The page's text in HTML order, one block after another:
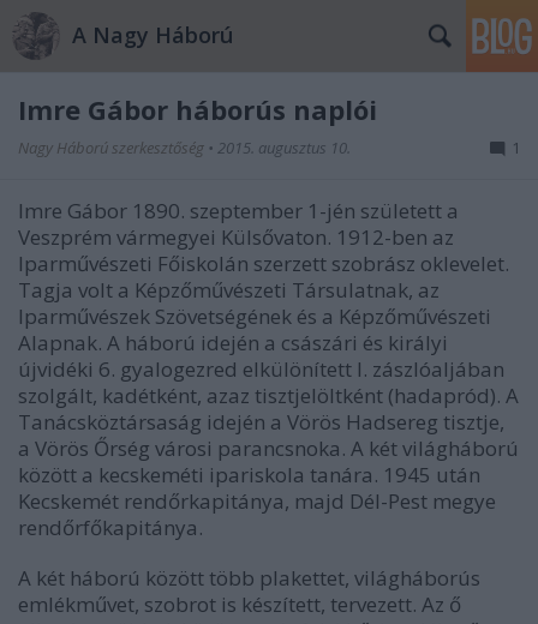
A Nagy Háború
Imre Gábor háborús naplói
Nagy Háború szerkesztőség • 2015. augusztus 10. 1
Imre Gábor 1890. szeptember 1-jén született a
Veszprém vármegyei Külsővaton. 1912-ben az
Iparművészeti Főiskolán szerzett szobrász oklevelet.
Tagja volt a Képzőművészeti Társulatnak, az
Iparművészek Szövetségének és a Képzőművészeti
Alapnak. A háború idején a császári és királyi
újvidéki 6. gyalogezred elkülönített I. zászlóaljában
szolgált, kadétként, azaz tisztjelöltként (hadapród). A
Tanácsköztársaság idején a Vörös Hadsereg tisztje,
a Vörös Őrség városi parancsnoka. A két világháború
között a kecskeméti ipariskola tanára. 1945 után
Kecskemét rendőrkapitánya, majd Dél-Pest megye
rendőrfőkapitánya.
A két háború között több plakettet, világháborús
emlékművet, szobrot is készített, tervezett. Az ő